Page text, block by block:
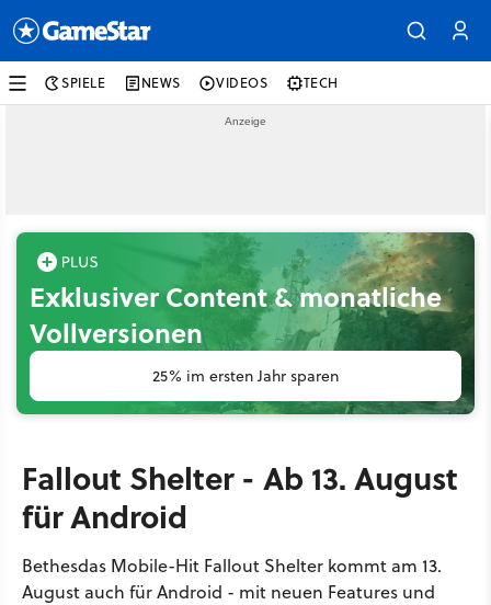
SPIELE NEWS VIDEOS TECH
Exklusiver Content & monatliche
Vollversionen
25% im ersten Jahr sparen
Fallout Shelter - Ab 13. August
für Android
Bethesdas Mobile-Hit Fallout Shelter kommt am 13.
August auch für Android - mit neuen Features und